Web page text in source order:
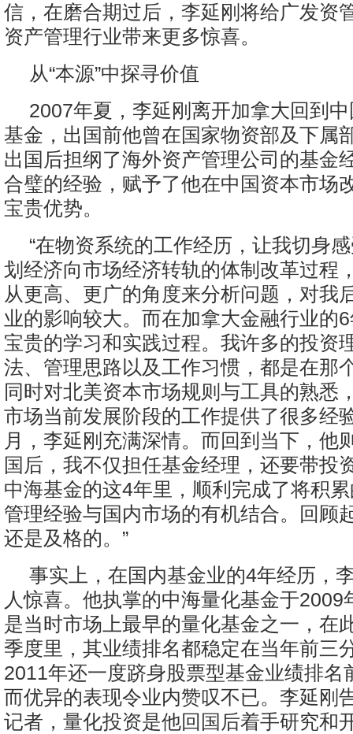
信，在磨合期过后，李延刚将给广发资
资产管理行业带来更多惊喜。
从“本源”中探寻价值
2007年夏，李延刚离开加拿大回到
基金，出国前他曾在国家物资部及下属
出国后担纲了海外资产管理公司的基金
合璧的经验，赋予了他在中国资本市场
宝贵优势。
“在物资系统的工作经历，让我切身
划经济向市场经济转轨的体制改革过程
从更高、更广的角度来分析问题，对我
业的影响较大。而在加拿大金融行业的
宝贵的学习和实践过程。我许多的投资
法、管理思路以及工作习惯，都是在那
同时对北美资本市场规则与工具的熟悉
市场当前发展阶段的工作提供了很多经
月，李延刚充满深情。而回到当下，他
国后，我不仅担任基金经理，还要带投
中海基金的这4年里，顺利完成了将积
管理经验与国内市场的有机结合。回顾
还是及格的。”
事实上，在国内基金业的4年经历，
人惊喜。他执掌的中海量化基金于2009
是当时市场上最早的量化基金之一，在
季度里，其业绩排名都稳定在当年前三
2011年还一度跻身股票型基金业绩排名
而优异的表现令业内赞叹不已。李延刚
记者，量化投资是他回国后着手研究和